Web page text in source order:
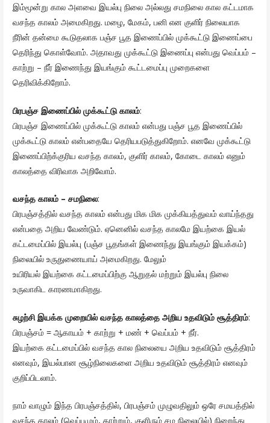
இம்மூன்று கால அளவை இயல்பு நிலை அல்லது சமநிலை கால கட்டமாக
வசந்த காலம் அமைகிறது. மழை, மேகம், பனி என குளிர் நிலையாக
நீரின் தன்மை கூடுதலாக பஞ்ச பூத இணைப்பில் முக்கூட்டு இணைப்பை
தெரிந்து கொள்வோம். அதாவது முக்கூட்டு இணைப்பு என்பது வெப்பம் –
காற்று – நீர் இணைந்து இயங்கும் கூட்டமைப்பு முறைகளை
தெரிவிக்கிறோம்.
பிரபஞ்ச இணைப்பில் முக்கூட்டு காலம்:
பிரபஞ்ச இணைப்பில் முக்கூட்டு காலம் என்பது பஞ்ச பூத இணைப்பில்
முக்கூட்டு காலம் என்பதையே தெரியபடுத்துகிறோம். எனவே முக்கூட்டு
இணைப்பிற்க்குரிய வசந்த காலம், குளிர் காலம், கோடை காலம் எனும்
காலத்தை விரிவாக அறிவோம்.
வசந்த காலம் – சமநிலை:
பிரபஞ்சத்தில் வசந்த காலம் என்பது மிக மிக முக்கியத்துவம் வாய்ந்தது
என்பதை அறிய வேண்டும். ஏனெனில் வசந்த காலமே இயற்கை இயல்
கட்டமைப்பில் இயல்பு (பஞ்ச பூதங்கள் இணைந்து இயங்கும் இயக்கம்)
நிலையில் உருதுணையாய் அமைகிறது. மேலும்
உயிரியல் இயற்கை கட்டமைப்பிற்கு ஆறுதல் மற்றும் இயல்பு நிலை
உருவாகிட காரணமாகிறது.
சுழற்சி இயக்க முறையில் வசந்த காலத்தை அறிய உதவிடும் சூத்திரம்:
பிரபஞ்சம் = ஆகாயம் + காற்று + மண் + வெப்பம் + நீர்.
இயற்கை கட்டமைப்பில் வசந்த கால நிலையை அறிய உதவிடும் சூத்திரம்
எனவும், இயல்பான சூழ்நிலைகளை அறிய உதவிடும் சூத்திரம் எனவும்
குறிப்பிடலாம்.
நாம் வாழும் இந்த பிரபஞ்சத்தில், பிரபஞ்சம் முழுவதிலும் ஒரே சமயத்தில்
வசந்த காலம் (வெப்பமும், காற்றும், குளிரும் சம நிலையில்) நிறைந்து